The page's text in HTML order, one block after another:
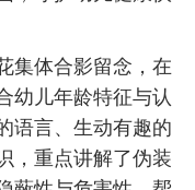
集体合影留念，在
幼儿年龄特征与认
语言、生动有趣的
，重点讲解了伪装